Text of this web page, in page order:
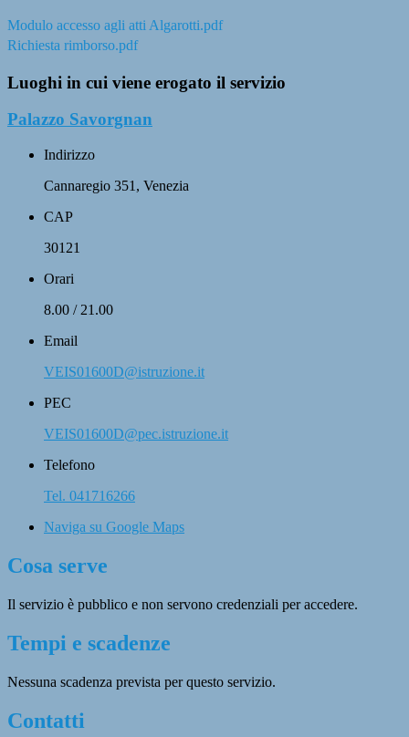
Modulo accesso agli atti Algarotti.pdf
Richiesta rimborso.pdf
Luoghi in cui viene erogato il servizio
Palazzo Savorgnan
Indirizzo
Cannaregio 351, Venezia
CAP
30121
Orari
8.00 / 21.00
Email
VEIS01600D@istruzione.it
PEC
VEIS01600D@pec.istruzione.it
Telefono
Tel. 041716266
Naviga su Google Maps
Cosa serve
Il servizio è pubblico e non servono credenziali per accedere.
Tempi e scadenze
Nessuna scadenza prevista per questo servizio.
Contatti